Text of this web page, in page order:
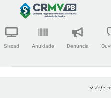
content
Siscad Anuidade Denúncia
28 de